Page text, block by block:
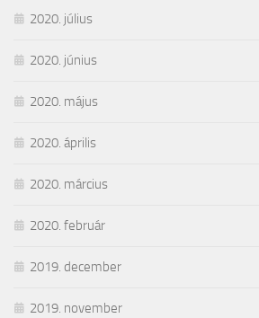
2020. július
2020. június
2020. május
2020. április
2020. március
2020. február
2019. december
2019. november